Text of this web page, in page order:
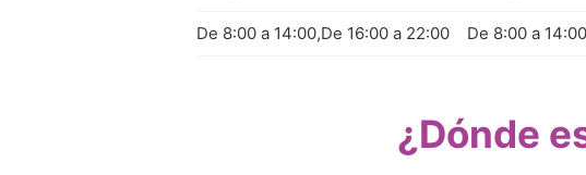
De 8:00 a 14:00,De 16:00 a 22:00 De 8:00 a
¿Dónde